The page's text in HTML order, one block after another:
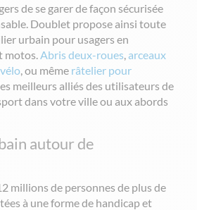
de se garer de façon sécurisée
Doublet propose ainsi toute
urbain pour usagers en
motos.Abris deux-roues, arceaux
, ou même râtelier pour
meilleurs alliés des utilisateurs de
dans votre ville ou aux abords
autour de
millions de personnes de plus de
à une forme de handicap et